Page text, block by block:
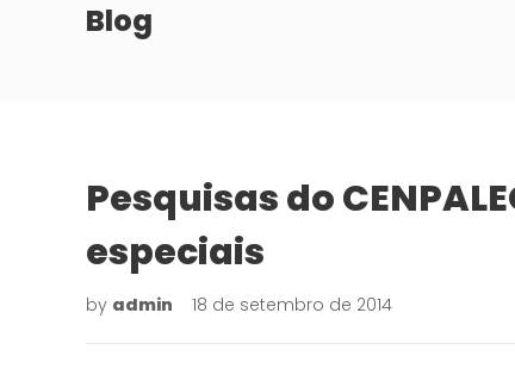
Blog
Pesquisas do
especiais
by admin 18 de setembro de 2014